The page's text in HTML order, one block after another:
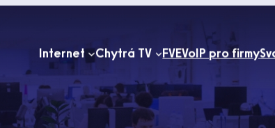
Internet Chytrá TV FVEVoIP pro firmy